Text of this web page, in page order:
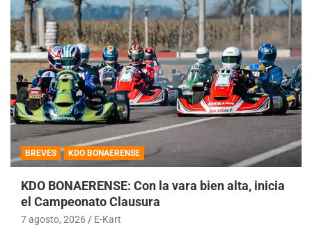
BREVES KDO BONAERENSE
KDO BONAERENSE: Con la vara bien alta, inicia
el Campeonato Clausura
7 agosto, 2026 E-Kart